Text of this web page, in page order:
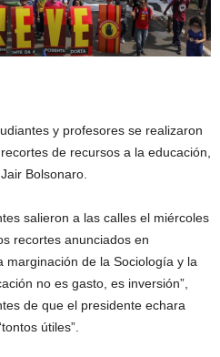
y profesores se realizaron
de recursos a la educación,
Bolsonaro.
salieron a las calles el miércoles
recortes anunciados en
marginación de la Sociología y la
no es gasto, es inversión”,
de que el presidente echara
útiles”.